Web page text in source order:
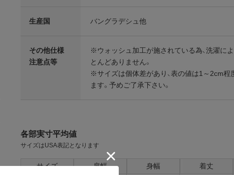
生産国 バングラデシュ他
その他仕様
注意点等
※ウォッシュ加工が施されている為、洗濯に
とんどありません。
※サイズは個体差があり、表の値は1～2cm程
ます。予めご了承下さい。
各部実寸平均値
サイズはUSA表記となります
サイズ 肩幅 身幅 着丈